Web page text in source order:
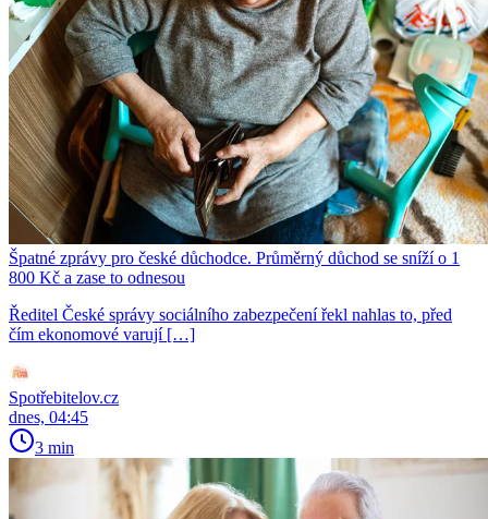
Špatné zprávy pro české důchodce. Průměrný důchod se sníží o 1
800 Kč a zase to odnesou
Ředitel České správy sociálního zabezpečení řekl nahlas to, před
čím ekonomové varují […]
Spotřebitelov.cz
dnes, 04:45
3 min